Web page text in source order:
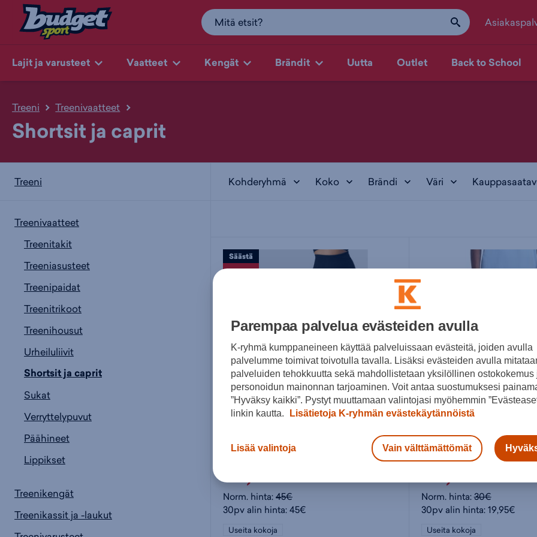
Lajit ja varusteet Vaatteet Kengät Brändit Uutta Outlet Back to School
Treeni Treenivaatteet
Shortsit ja caprit
Treeni
Treenivaatteet
Treenitakit
Treeniasusteet
Treenipaidat
Treenitrikoot
Treenihousut
Urheiluliivit
Shortsit ja caprit
Sukat
Verryttelypuvut
Päähineet
Lippikset
Treenikengät
Treenikassit ja -laukut
Kohderyhmä Koko Brändi Väri
Säästä
56%
Ribbed Define Seamless Pocket - naisten shortsit
19,99€
Norm. hinta:45€
30pv alin hinta: 45€
Useita kokoja
adidas
22,99€
Norm. hinta:30€
30pv alin hinta: 19,95€
Useita kokoja
Parempaa palvelua evästeiden avulla
K-ryhmä kumppaneineen käyttää palveluissaan evästeitä, joiden avulla
palvelumme toimivat toivotulla tavalla. Lisäksi evästeiden avulla
palveluiden tehokkuutta sekä mahdollistetaan yksilöllinen ostokokemus
personoidun mainonnan tarjoaminen. Voit antaa suostumuksesi
”Hyväksy kaikki”. Pystyt muuttamaan valintojasi myöhemmin
linkin kautta.
Lisätietoja K-ryhmän evästekäytännöistä
Lisää valintoja Vain välttämättömät